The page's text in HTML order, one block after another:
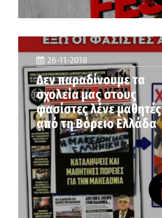
26-11-2018
Δεν παραδίνουμε τα
σχολεία μας στους
φασίστες λένε μαθητές
από τη Βόρειο Ελλάδα